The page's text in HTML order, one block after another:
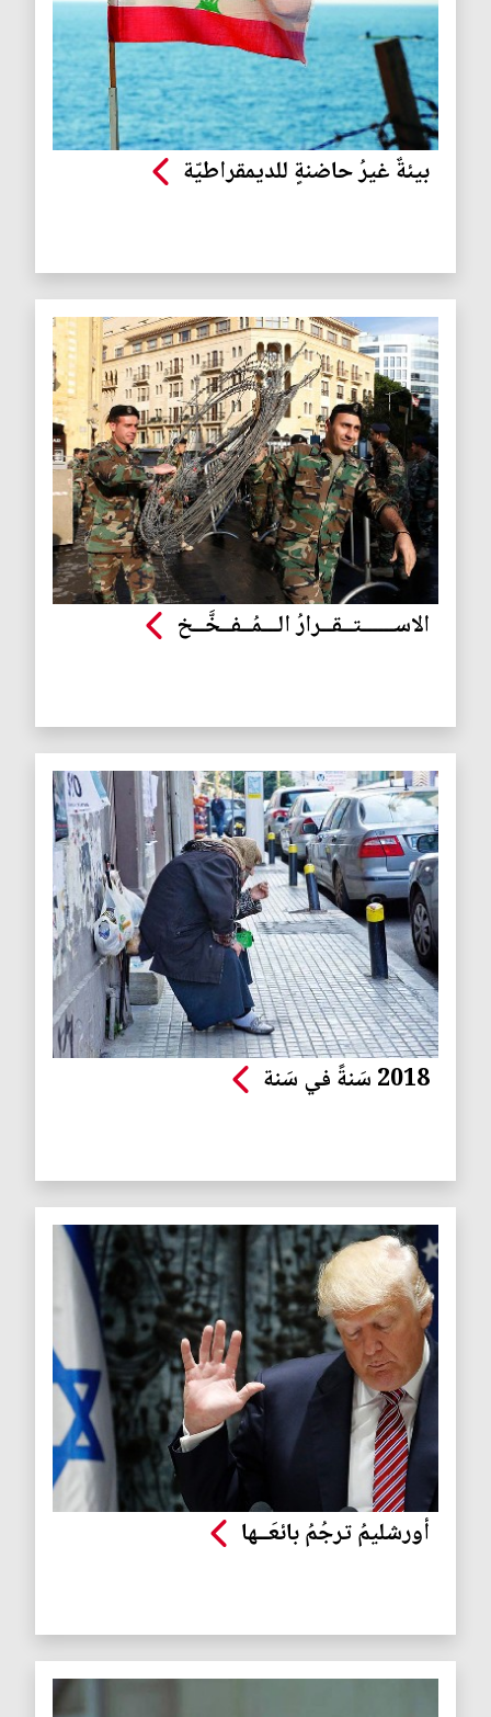
بيئةٌ غيرُ حاضنةٍ للديمقراطيّة
الاســــــتــقــرارُ الـــمُــفــخَّــخ
2018 سَنةً في سَنة
أورشليمُ ترجُمُ بائعَــها